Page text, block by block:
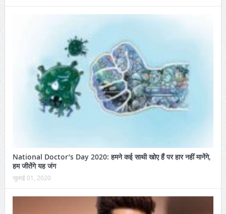
National Doctor’s Day 2020: हमने कई साथी खोए हैं पर हार नहीं मानेंगे,
हम जीतेंगे यह जंग
जुलाई 01, 2020